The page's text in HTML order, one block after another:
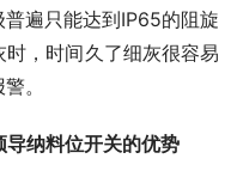
遍只能达到IP65的阻旋
，时间久了细灰很容易
。
纳料位开关的优势